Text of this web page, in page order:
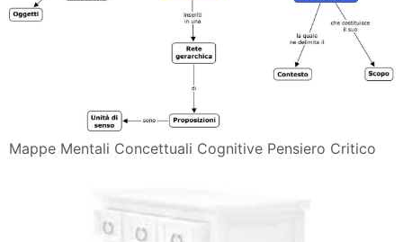
Mappe Mentali Concettuali Cognitive Pensiero Critico